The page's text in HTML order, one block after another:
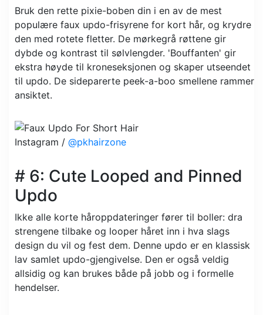
Bruk den rette pixie-boben din i en av de mest
populære faux updo-frisyrene for kort hår, og krydre
den med rotete fletter. De mørkegrå røttene gir
dybde og kontrast til sølvlengder. 'Bouffanten' gir
ekstra høyde til kroneseksjonen og skaper utseendet
til updo. De sideparerte peek-a-boo smellene rammer
ansiktet.
Instagram / @pkhairzone
# 6: Cute Looped and Pinned
Updo
Ikke alle korte håroppdateringer fører til boller: dra
strengene tilbake og looper håret inn i hva slags
design du vil og fest dem. Denne updo er en klassisk
lav samlet updo-gjengivelse. Den er også veldig
allsidig og kan brukes både på jobb og i formelle
hendelser.